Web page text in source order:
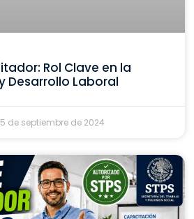
Rol Clave en la
Desarrollo Laboral
de septiembre de 2024